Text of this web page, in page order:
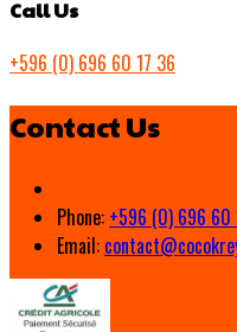
Call Us
+596 (0) 696 60 17 36
Contact Us
Phone: +596 (0) 696 60
Email: